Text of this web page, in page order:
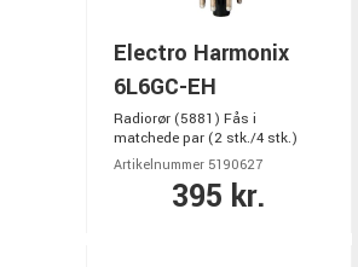
Electro Harmonix
6L6GC-EH
Radiorør (5881) Fås i
matchede par (2 stk./4 stk.)
Artikelnummer 5190627
395 kr.